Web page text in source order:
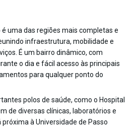
é uma das regiões mais completas e
infraestrutura, mobilidade e
É um bairro dinâmico, com
o dia e fácil acesso às principais
para qualquer ponto do
polos de saúde, como o Hospital
de diversas clínicas, laboratórios e
à Universidade de Passo